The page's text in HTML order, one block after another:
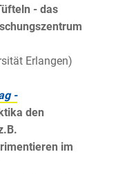
- das
Erlangen)
-
den
im